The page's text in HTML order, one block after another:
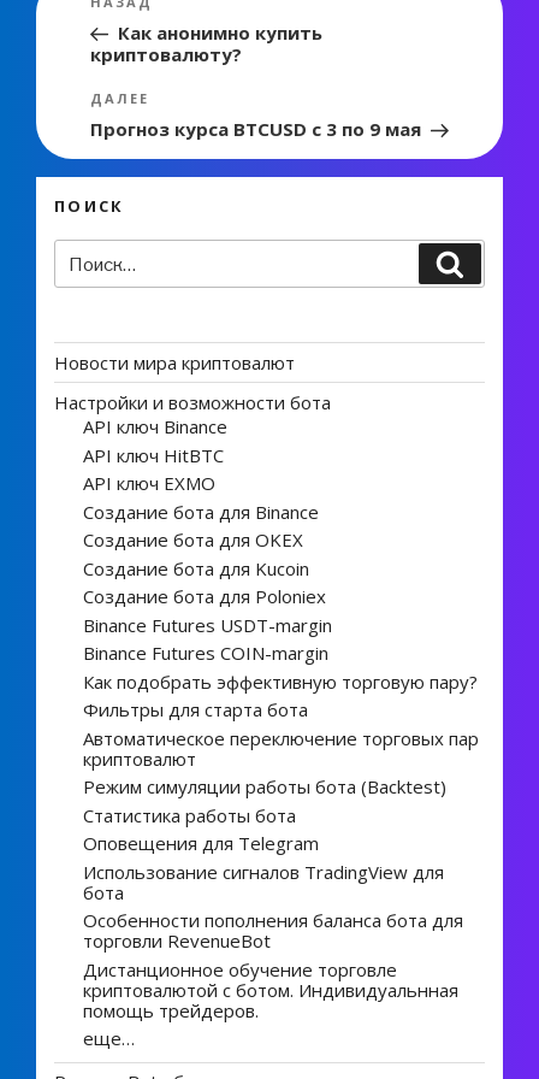
записям
запись:
Как анонимно купить
криптовалюту?
Следующая
запись
ДАЛЕЕ
Прогноз курса BTCUSD с 3 по 9 мая
ПОИСК
Искать:
Новости мира криптовалют
Настройки и возможности бота
API ключ Binance
API ключ HitBTC
API ключ EXMO
Создание бота для Binance
Создание бота для OKEX
Создание бота для Kucoin
Создание бота для Poloniex
Binance Futures USDT-margin
Binance Futures COIN-margin
Как подобрать эффективную торговую пару?
Фильтры для старта бота
Автоматическое переключение торговых пар
криптовалют
Режим симуляции работы бота (Backtest)
Статистика работы бота
Оповещения для Telegram
Использование сигналов TradingView для
бота
Особенности пополнения баланса бота для
торговли RevenueBot
Дистанционное обучение торговле
криптовалютой с ботом. Индивидуальнная
помощь трейдеров.
еще…